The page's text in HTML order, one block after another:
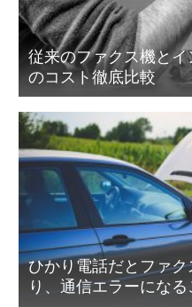
従来のファクス機と
のコスト徹底比較
ひかり電話だとファ
り、通信エラーにな